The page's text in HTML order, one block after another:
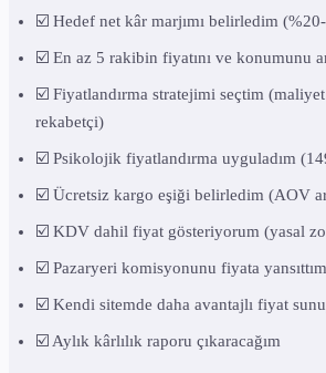
☑️ Hedef net kâr marjımı belirledim
☑️ En az 5 rakibin fiyatını ve konumunu
☑️ Fiyatlandırma stratejimi seçtim (maliyet
rekabetçi)
☑️ Psikolojik fiyatlandırma uyguladım
☑️ Ücretsiz kargo eşiği belirledim (AOV
☑️ KDV dahil fiyat gösteriyorum (yasal
☑️ Pazaryeri komisyonunu fiyata yansıttım
☑️ Kendi sitemde daha avantajlı fiyat
☑️ Aylık kârlılık raporu çıkaracağım